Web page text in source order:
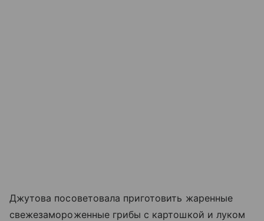
Джутова посоветовала приготовить жаренные
свежезамороженные грибы с картошкой и луком